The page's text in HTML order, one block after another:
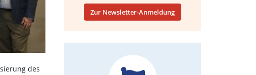
des
Zur Newsletter-Anmeldung